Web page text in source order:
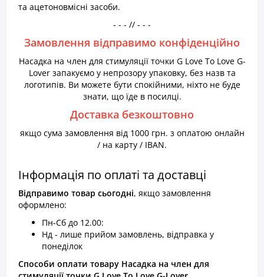
та ацетоновмісні засоби.
- - - // - - -
Замовлення відправимо конфіденційно
Насадка на член для стимуляції точки G Love To Love G-
Lover запакуємо у непрозору упаковку, без назв та
логотипів. Ви можете бути спокійними, ніхто не буде
знати, що їде в посилці.
Доставка безкоштовно
якщо сума замовлення від 1000 грн. з оплатою онлайн
/ на карту / IBAN.
Інформація по оплаті та доставці
Відправимо товар сьогодні, якщо замовлення
оформлено:
Пн-Сб до 12.00:
Нд - лише прийом замовлень, відправка у
понеділок
Способи оплати товару Насадка на член для